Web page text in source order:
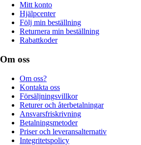
Mitt konto
Hjälpcenter
Följ min beställning
Returnera min beställning
Rabattkoder
Om oss
Om oss?
Kontakta oss
Försäljningsvillkor
Returer och återbetalningar
Ansvarsfriskrivning
Betalningsmetoder
Priser och leveransalternativ
Integritetspolicy